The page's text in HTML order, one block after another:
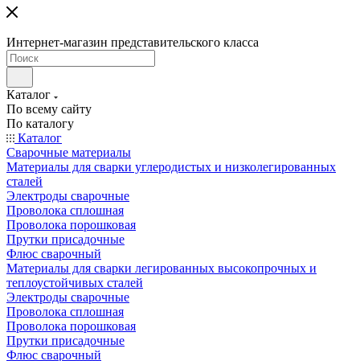
Интернет-магазин представительского класса
Каталог
По всему сайту
По каталогу
Каталог
Сварочные материалы
Материалы для сварки углеродистых и низколегированных
сталей
Электроды сварочные
Проволока сплошная
Проволока порошковая
Прутки присадочные
Флюс сварочный
Материалы для сварки легированных высокопрочных и
теплоустойчивых сталей
Электроды сварочные
Проволока сплошная
Проволока порошковая
Прутки присадочные
Флюс сварочный